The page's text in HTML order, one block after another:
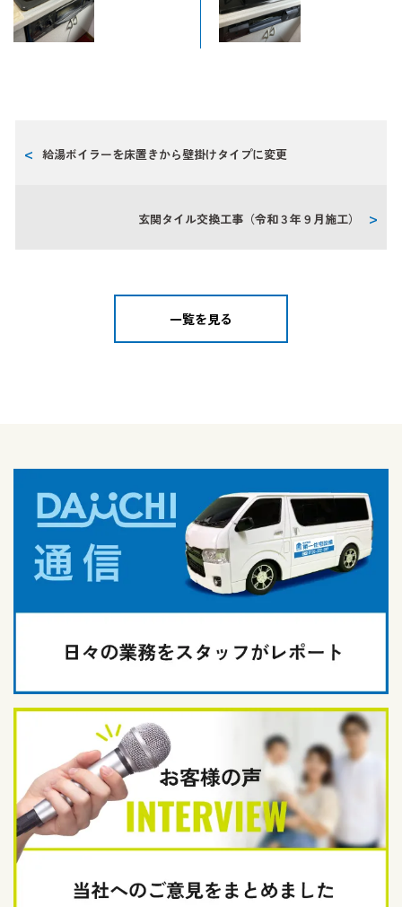
給湯ボイラーを床置きから壁掛けタイプに変更
玄関タイル交換工事（令和３年９月施工）
一覧を見る